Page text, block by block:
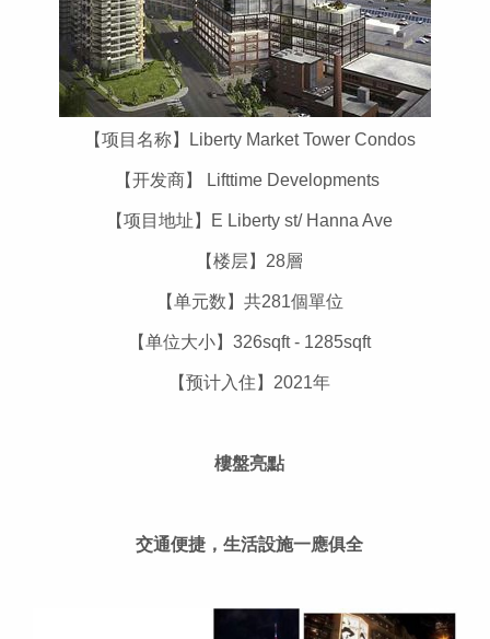
【项目名称】Liberty Market Tower Condos
【开发商】 Lifttime Developments
【项目地址】E Liberty st/ Hanna Ave
【楼层】28層
【单元数】共281個單位
【单位大小】326sqft - 1285sqft
【预计入住】2021年
樓盤亮點
交通便捷，生活設施一應俱全